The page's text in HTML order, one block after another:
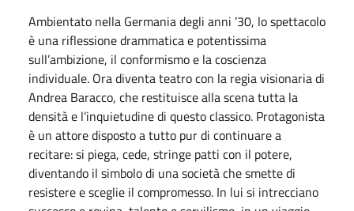
Ambientato nella Germania degli anni ’30, lo spettacolo
è una riflessione drammatica e potentissima
sull’ambizione, il conformismo e la coscienza
individuale. Ora diventa teatro con la regia visionaria di
Andrea Baracco, che restituisce alla scena tutta la
densità e l’inquietudine di questo classico. Protagonista
è un attore disposto a tutto pur di continuare a
recitare: si piega, cede, stringe patti con il potere,
diventando il simbolo di una società che smette di
resistere e sceglie il compromesso. In lui si intrecciano